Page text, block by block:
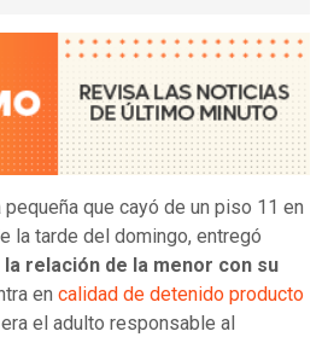
pequeña que cayó de un piso 11 en
la tarde del domingo, entregó
relación de la menor con su
en calidad de detenido producto
el adulto responsable al